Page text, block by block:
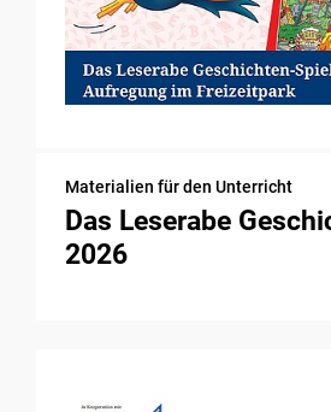
Materialien für den Unterricht
Das Leserabe
2026